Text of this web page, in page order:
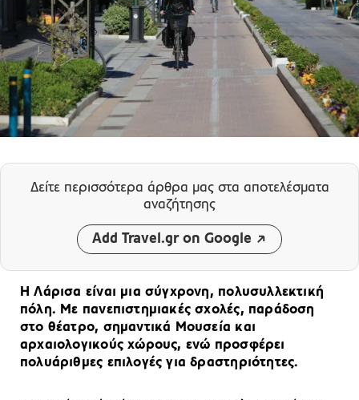
Δείτε περισσότερα άρθρα μας στα αποτελέσματα
αναζήτησης
Add Travel.gr on Google
Η Λάρισα είναι μια σύγχρονη, πολυσυλλεκτική
πόλη. Με πανεπιστημιακές σχολές, παράδοση
στο θέατρο, σημαντικά Mουσεία και
αρχαιολογικούς χώρους, ενώ προσφέρει
πολυάριθμες επιλογές για δραστηριότητες.